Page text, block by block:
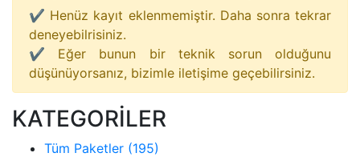
✔ Henüz kayıt eklenmemiştir. Daha sonra tekrar
deneyebilrisiniz.
✔ Eğer bunun bir teknik sorun olduğunu
düşünüyorsanız, bizimle iletişime geçebilirsiniz.
KATEGORİLER
Tüm Paketler (195)